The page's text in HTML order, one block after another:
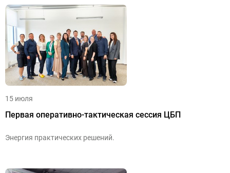
15 июля
Первая оперативно-тактическая сессия ЦБП
Энергия практических решений.